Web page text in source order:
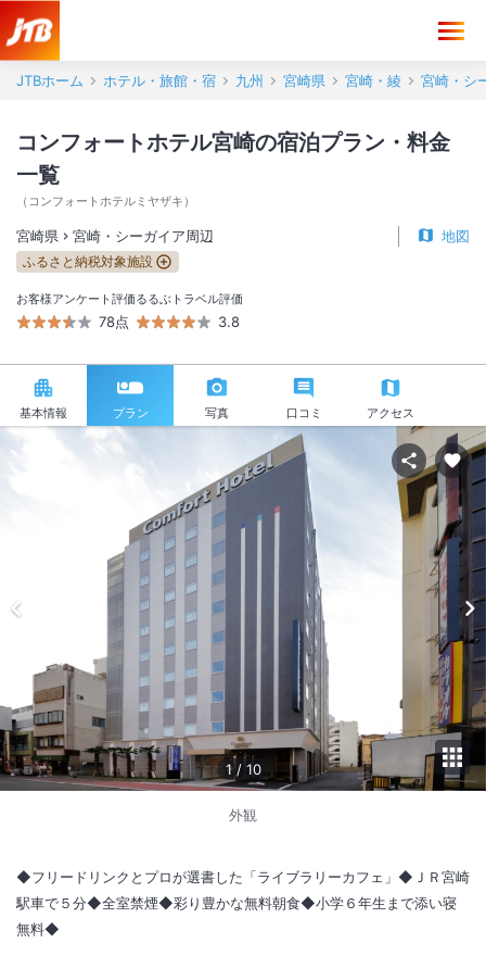
JTBホーム ホテル・旅館・宿 九州 宮崎県 宮崎・綾 宮崎・シ
コンフォートホテル宮崎の宿泊プラン・料金
一覧
（ コンフォートホテルミヤザキ ）
宮崎県 宮崎・シーガイア周辺 地図
ふるさと納税対象施設
お客様アンケート評価
78点
るるぶトラベル評価
3.8
基本情報 プラン 写真 口コミ アクセス
1 / 10
外観
◆フリードリンクとプロが選書した「ライブラリーカフェ」◆ＪＲ宮崎
駅車で５分◆全室禁煙◆彩り豊かな無料朝食◆小学６年生まで添い寝
無料◆